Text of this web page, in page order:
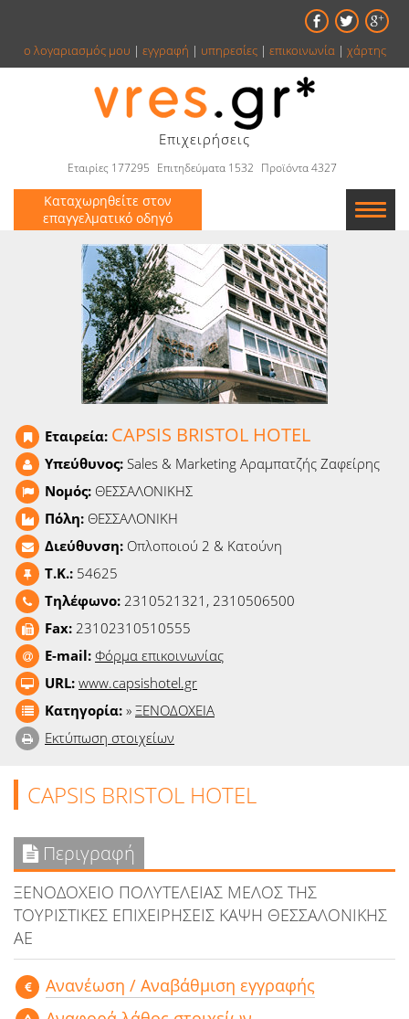
ο λογαριασμός μου | εγγραφή | υπηρεσίες| επικοινωνία| χάρτης
Επιχειρήσεις
Εταιρίες 177295 Επιτηδεύματα 1532 Προϊόντα 4327
Καταχωρηθείτε στον
επαγγελματικό οδηγό
Εταιρείες
Κατάλογος
Αγγελίες
Βιβλία
Ειδήσεις
Παιχνίδια
Ραδιόφωνο
Ταινίες
Εταιρεία: CAPSIS BRISTOL HOTEL
Υπεύθυνος: Sales & Marketing Αραμπατζής Ζαφείρης
Νομός: ΘΕΣΣΑΛΟΝΙΚΗΣ
Πόλη: ΘΕΣΣΑΛΟΝΙΚΗ
Διεύθυνση: Οπλοποιού 2 & Κατούνη
T.K.: 54625
Τηλέφωνο: 2310521321, 2310506500
Fax: 23102310510555
E-mail: Φόρμα επικοινωνίας
URL: www.capsishotel.gr
Κατηγορία: » ΞΕΝΟΔΟΧΕΙΑ
Εκτύπωση στοιχείων
CAPSIS BRISTOL HOTEL
Περιγραφή
ΞΕΝΟΔΟΧΕΙΟ ΠΟΛΥΤΕΛΕΙΑΣ ΜΕΛΟΣ ΤΗΣ
ΤΟΥΡΙΣΤΙΚΕΣ ΕΠΙΧΕΙΡΗΣΕΙΣ ΚΑΨΗ ΘΕΣΣΑΛΟΝΙΚΗΣ
ΑΕ
Aνανέωση / Αναβάθμιση εγγραφής